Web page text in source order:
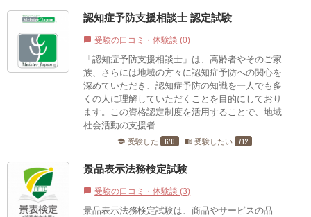
認知症予防支援相談士 認定試験
chat_bubble 受験の口コミ・体験談 (0)
「認知症予防支援相談士」は、高齢者やそのご家
族、さらには地域の方々に認知症予防への関心を
深めていただき、認知症予防の知識を一人でも多
くの人に理解していただくことを目的にしており
ます。この資格認定制度を活用することで、地域
社会活動の支援者...
school 受験した 670 menu_book 受験したい 712
景品表示法務検定試験
chat_bubble 受験の口コミ・体験談 (3)
景品表示法務検定試験は、商品やサービスの品